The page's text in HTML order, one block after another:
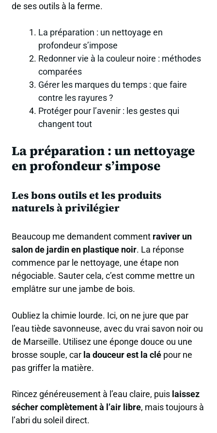
de ses outils à la ferme.
La préparation : un nettoyage en
profondeur s’impose
Redonner vie à la couleur noire : méthodes
comparées
Gérer les marques du temps : que faire
contre les rayures ?
Protéger pour l’avenir : les gestes qui
changent tout
La préparation : un nettoyage
en profondeur s’impose
Les bons outils et les produits
naturels à privilégier
Beaucoup me demandent comment raviver un
salon de jardin en plastique noir. La réponse
commence par le nettoyage, une étape non
négociable. Sauter cela, c’est comme mettre un
emplâtre sur une jambe de bois.
Oubliez la chimie lourde. Ici, on ne jure que par
l’eau tiède savonneuse, avec du vrai savon noir ou
de Marseille. Utilisez une éponge douce ou une
brosse souple, car la douceur est la clé pour ne
pas griffer la matière.
Rincez généreusement à l’eau claire, puis laissez
sécher complètement à l’air libre, mais toujours à
l’abri du soleil direct.